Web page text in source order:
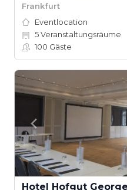
Frankfurt
Eventlocation
5Veranstaltungsräume
100 Gäste
Hotel Hofgut